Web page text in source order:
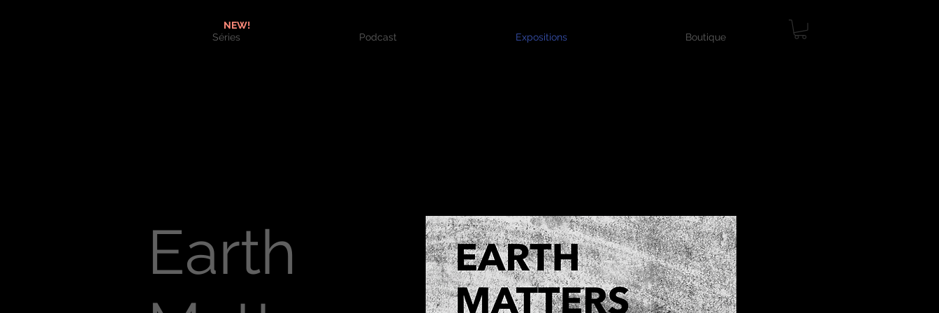
Séries Podcast Expositions Boutique
NEW!
Earth